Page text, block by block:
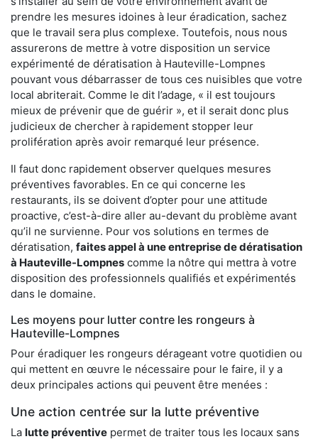
prendre les mesures idoines à leur éradication, sachez
que le travail sera plus complexe. Toutefois, nous nous
assurerons de mettre à votre disposition un service
expérimenté de dératisation à Hauteville-Lompnes
pouvant vous débarrasser de tous ces nuisibles que votre
local abriterait. Comme le dit l’adage, « il est toujours
mieux de prévenir que de guérir », et il serait donc plus
judicieux de chercher à rapidement stopper leur
prolifération après avoir remarqué leur présence.
Il faut donc rapidement observer quelques mesures
préventives favorables. En ce qui concerne les
restaurants, ils se doivent d’opter pour une attitude
proactive, c’est-à-dire aller au-devant du problème avant
qu’il ne survienne. Pour vos solutions en termes de
dératisation, faites appel à une entreprise de dératisation
à Hauteville-Lompnes comme la nôtre qui mettra à votre
disposition des professionnels qualifiés et expérimentés
dans le domaine.
Les moyens pour lutter contre les rongeurs à
Hauteville-Lompnes
Pour éradiquer les rongeurs dérageant votre quotidien ou
qui mettent en œuvre le nécessaire pour le faire, il y a
deux principales actions qui peuvent être menées :
Une action centrée sur la lutte préventive
La lutte préventive permet de traiter tous les locaux sans